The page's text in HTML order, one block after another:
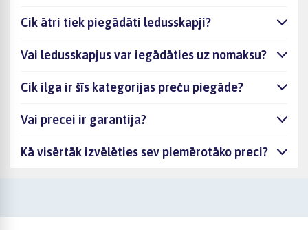
Cik ātri tiek piegādāti ledusskapji?
Vai ledusskapjus var iegādāties uz nomaksu?
Cik ilga ir šīs kategorijas preču piegāde?
Vai precei ir garantija?
Kā visērtāk izvēlēties sev piemērotāko preci?